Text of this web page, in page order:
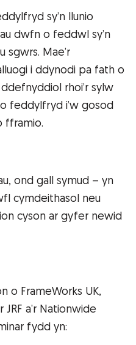
sy’n llunio
dwfn o feddwl sy’n
sgwrs. Mae’r
i ddynodi pa fath o
rhoi’r sylw
feddylfryd i’w gosod
fframio.
ond gall symud – yn
cymdeithasol neu
cyson ar gyfer newid
o FrameWorks UK,
a’r Nationwide
fydd yn: